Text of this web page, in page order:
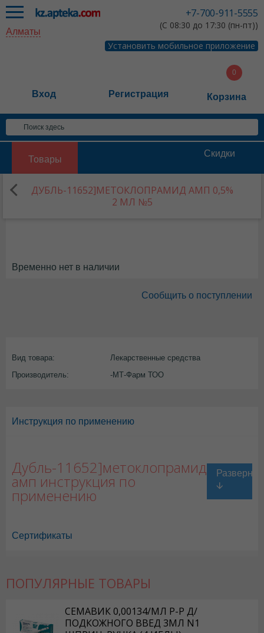
+7-700-911-5555
(С 08:30 до 17:30 (пн-пт))
Установить мобильное приложение
Алматы
Вход Регистрация Корзина
Товары
Скидки
ДУБЛЬ-11652]МЕТОКЛОПРАМИД АМП 0,5%
2 МЛ №5
Временно нет в наличии
Сообщить о поступлении
Вид товара:
Лекарственные средства
Производитель:
-МТ-Фарм ТОО
Инструкция по применению
Дубль-11652]метоклопрамид
амп инструкция по
применению
Сертификаты
ПОПУЛЯРНЫЕ ТОВАРЫ
СЕМАВИК 0,00134/МЛ Р-Р Д/
ПОДКОЖНОГО ВВЕД 3МЛ N1